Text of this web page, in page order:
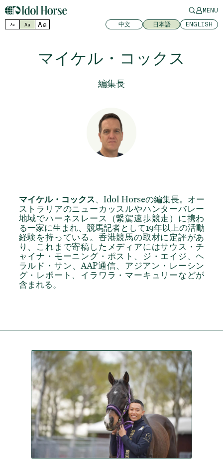
MENU
Aa Aa Aa 中文 日本語 ENGLISH
マイケル・コックス
編集長
マイケル・コックス、Idol Horseの編集長。オー
ストラリアのニューカッスルやハンターバレー
地域でハーネスレース（繋駕速歩競走）に携わ
る一家に生まれ、競馬記者として19年以上の活動
経験を持っている。香港競馬の取材に定評があ
り、これまで寄稿したメディアにはサウス・チ
ャイナ・モーニング・ポスト、ジ・エイジ、ヘ
ラルド・サン、AAP通信、アジアン・レーシン
グ・レポート、イラワラ・マーキュリーなどが
含まれる。